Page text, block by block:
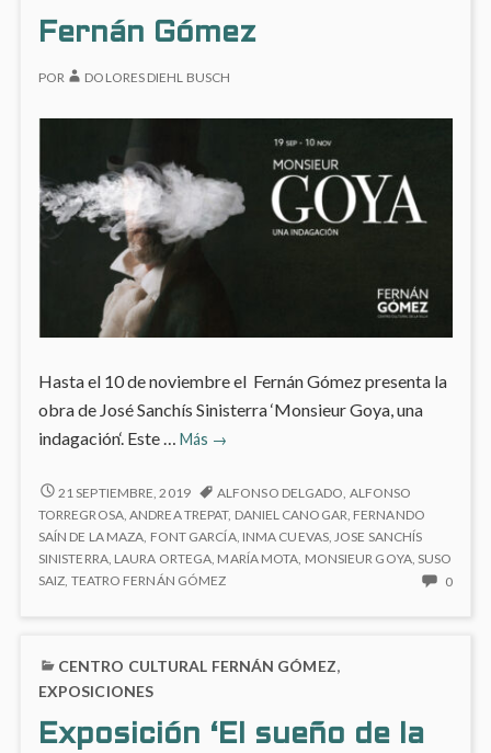
Fernán Gómez
POR DOLORES DIEHL BUSCH
Hasta el 10 de noviembre el Fernán Gómez presenta la
obra de José Sanchís Sinisterra ‘Monsieur Goya, una
indagación‘. Este … Más
‘Monsieur
una
indagación’
en
el
→
‘MONSIEUR
GOYA,
UNA
INDAGACIÓN’
EN
GÓMEZ
21 SEPTIEMBRE, 2019 ALFONSO DELGADO, ALFONSO
TORREGROSA,ANDREA TREPAT, DANIEL CANOGAR, FERNANDO
SAÍN DE LA MAZA, FONT GARCÍA, INMA CUEVAS,JOSE SANCHÍS
SINISTERRA, LAURA ORTEGA, MARÍA MOTA, MONSIEUR GOYA,SUSO
SAIZ, TEATRO FERNÁN GÓMEZ 0NO
CENTRO CULTURAL FERNÁN GÓMEZ,
EXPOSICIONES
Exposición ‘El sueño de la